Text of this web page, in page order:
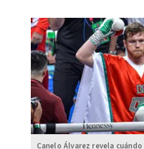
Canelo Álvarez revela